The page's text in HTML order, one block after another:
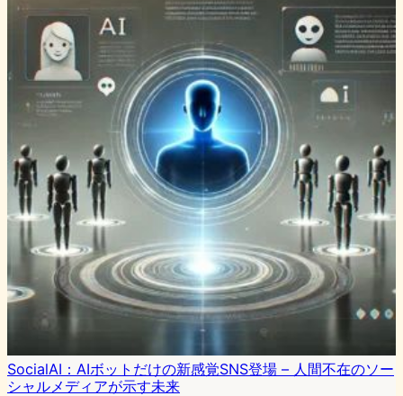
SocialAI：AIボットだけの新感覚SNS登場 – 人間不在のソー
シャルメディアが示す未来